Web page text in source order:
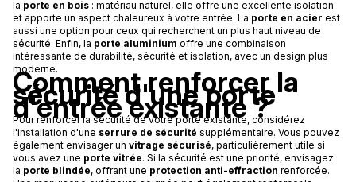
la porte en bois : matériau naturel, elle offre une excellente isolation
et apporte un aspect chaleureux à votre entrée. La porte en acier est
aussi une option pour ceux qui recherchent un plus haut niveau de
sécurité. Enfin, la porte aluminium offre une combinaison
intéressante de durabilité, sécurité et isolation, avec un design plus
moderne.
Comment renforcer la
sécurité d'une porte
d'entrée existante ?
Pour renforcer la sécurité de votre porte existante, considérez
l'installation d'une serrure de sécurité supplémentaire. Vous pouvez
également envisager un vitrage sécurisé, particulièrement utile si
vous avez une porte vitrée. Si la sécurité est une priorité, envisagez
la porte blindée, offrant une protection anti-effraction renforcée.